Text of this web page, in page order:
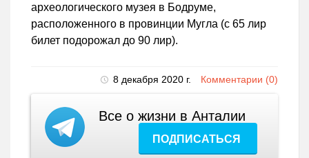
археологического музея в Бодруме,
расположенного в провинции Мугла (с 65 лир
билет подорожал до 90 лир).
8 декабря 2020 г. Комментарии (0)
Все о жизни в Анталии
ПОДПИСАТЬСЯ